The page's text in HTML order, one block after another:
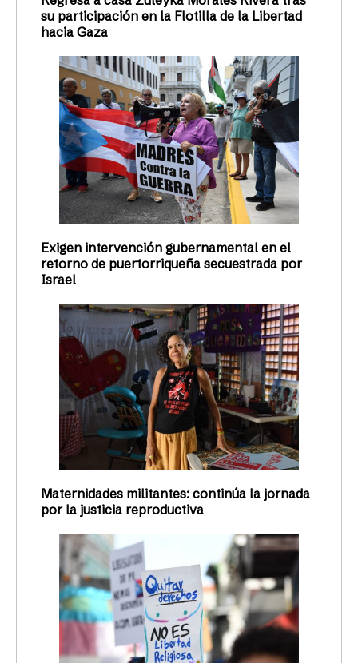
su participación en la Flotilla de la Libertad
hacia Gaza
Exigen intervención gubernamental en el
retorno de puertorriqueña secuestrada por
Israel
Maternidades militantes: continúa la jornada
por la justicia reproductiva